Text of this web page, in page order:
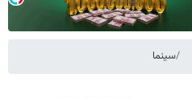
سینما